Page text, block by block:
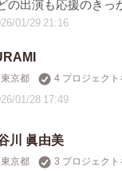
の出演も応援のきっ
01/29 21:16
東京都 4 プロジェクト
01/28 17:49
川 眞由美
東京都 3 プロジェクト